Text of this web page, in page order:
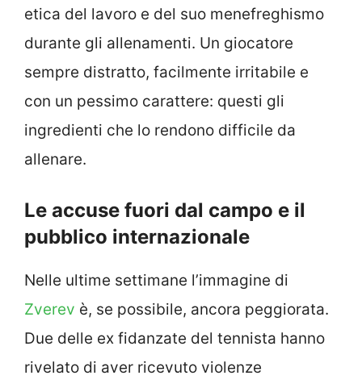
etica del lavoro e del suo menefreghismo
durante gli allenamenti. Un giocatore
sempre distratto, facilmente irritabile e
con un pessimo carattere: questi gli
ingredienti che lo rendono difficile da
allenare.
Le accuse fuori dal campo e il
pubblico internazionale
Nelle ultime settimane l’immagine di
Zverev è, se possibile, ancora peggiorata.
Due delle ex fidanzate del tennista hanno
rivelato di aver ricevuto violenze